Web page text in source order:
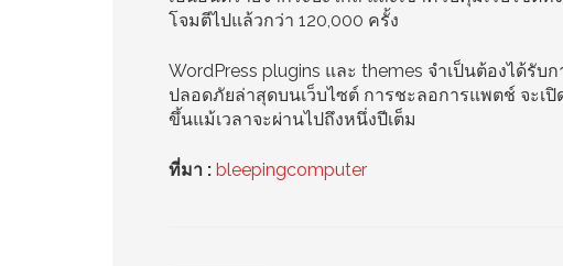
โจมตีไปแล้วกว่า 120,000 ครั้ง
WordPress plugins และ themes จำเป็นต้องได้รั
ปลอดภัยล่าสุดบนเว็บไซต์ การชะลอการแพตช์ จะเปิ
ขึ้นแม้เวลาจะผ่านไปถึงหนึ่งปีเต็ม
ที่มา : bleepingcomputer